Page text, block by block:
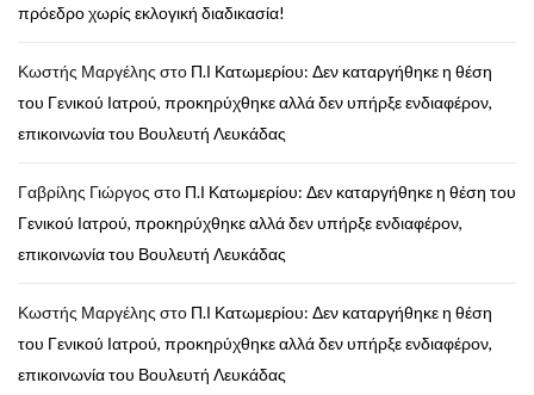
πρόεδρο χωρίς εκλογική διαδικασία!
Κωστής Μαργέλης στο Π.Ι Κατωμερίου: Δεν καταργήθηκε η θέση
του Γενικού Ιατρού, προκηρύχθηκε αλλά δεν υπήρξε ενδιαφέρον,
επικοινωνία του Βουλευτή Λευκάδας
Γαβρίλης Γιώργος στο Π.Ι Κατωμερίου: Δεν καταργήθηκε η θέση του
Γενικού Ιατρού, προκηρύχθηκε αλλά δεν υπήρξε ενδιαφέρον,
επικοινωνία του Βουλευτή Λευκάδας
Κωστής Μαργέλης στο Π.Ι Κατωμερίου: Δεν καταργήθηκε η θέση
του Γενικού Ιατρού, προκηρύχθηκε αλλά δεν υπήρξε ενδιαφέρον,
επικοινωνία του Βουλευτή Λευκάδας